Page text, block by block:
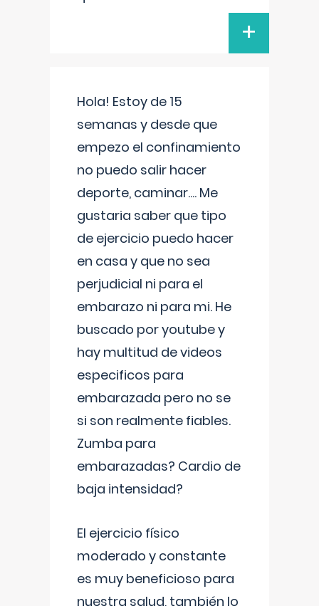
+
Hola! Estoy de 15
semanas y desde que
empezo el confinamiento
no puedo salir hacer
deporte, caminar.... Me
gustaria saber que tipo
de ejercicio puedo hacer
en casa y que no sea
perjudicial ni para el
embarazo ni para mi. He
buscado por youtube y
hay multitud de videos
especificos para
embarazada pero no se
si son realmente fiables.
Zumba para
embarazadas? Cardio de
baja intensidad?
El ejercicio físico
moderado y constante
es muy beneficioso para
nuestra salud, también lo